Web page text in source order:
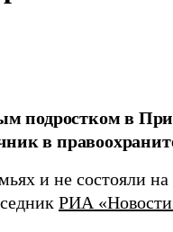
подростком в
в
и не состояли
РИА